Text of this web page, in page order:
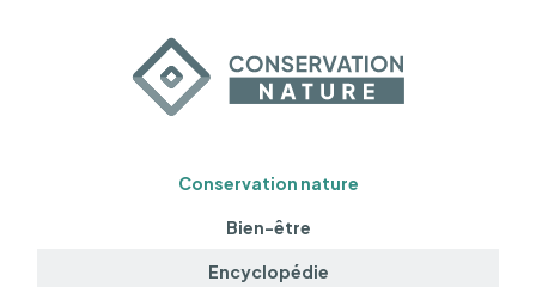
Conservation nature
Bien-être
Encyclopédie